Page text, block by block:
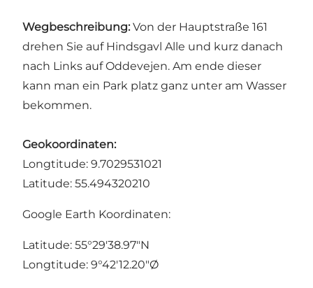
Wegbeschreibung: Von der Hauptstraße 161
drehen Sie auf Hindsgavl Alle und kurz danach
nach Links auf Oddevejen. Am ende dieser
kann man ein Park platz ganz unter am Wasser
bekommen.
Geokoordinaten:
Longtitude: 9.7029531021
Latitude: 55.494320210
Google Earth Koordinaten:
Latitude: 55°29'38.97"N
Longtitude: 9°42'12.20"Ø